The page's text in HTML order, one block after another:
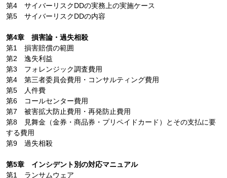
第4 サイバーリスクDDの実務上の実施ケース
第5 サイバーリスクDDの内容
第4章 損害論・過失相殺
第1 損害賠償の範囲
第2 逸失利益
第3 フォレンジック調査費用
第4 第三者委員会費用・コンサルティング費用
第5 人件費
第6 コールセンター費用
第7 被害拡大防止費用・再発防止費用
第8 見舞金（金券・商品券・プリペイドカード）とその支払に要
する費用
第9 過失相殺
第5章 インシデント別の対応マニュアル
第1 ランサムウェア